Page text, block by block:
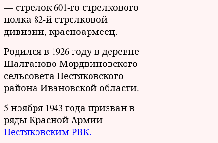
— стрелок 601-го стрелкового
полка 82-й стрелковой
дивизии, красноармеец.
Родился в 1926 году в деревне
Шалганово Мордвиновского
сельсовета Пестяковского
района Ивановской области.
5 ноября 1943 года призван в
ряды Красной Армии
Пестяковским РВК.